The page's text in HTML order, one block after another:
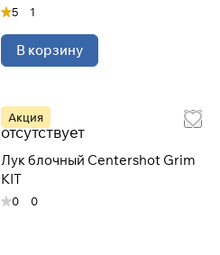
5 1
В корзину
Акция
отсутствует
Лук блочный Centershot Grim
KIT
0 0